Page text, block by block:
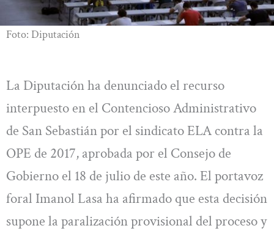
Foto: Diputación
La Diputación ha denunciado el recurso
interpuesto en el Contencioso Administrativo
de San Sebastián por el sindicato ELA contra la
OPE de 2017, aprobada por el Consejo de
Gobierno el 18 de julio de este año. El portavoz
foral Imanol Lasa ha afirmado que esta decisión
supone la paralización provisional del proceso y